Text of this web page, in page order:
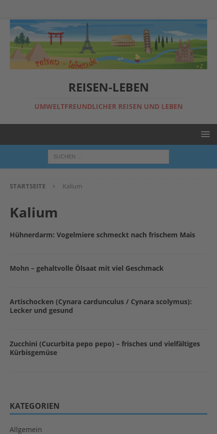
REISEN-LEBEN
UMWELTFREUNDLICHER REISEN UND LEBEN
STARTSEITE Kalium
Kalium
Hühnerdarm: Vogelmiere schmeckt nach frischem Mais
Mohn – gehaltvolle Ölsaat mit viel Geschmack
Artischocken (Cynara cardunculus / Cynara scolymus):
Lecker und gesund
Zucchini (Cucurbita pepo pepo) – frisches und vielfältiges
Kürbisgemüse
KATEGORIEN
Allgemein